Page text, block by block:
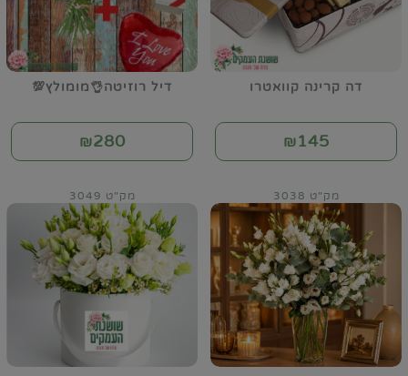
דה קרינה קוואטרו
₪145
דיל רוזיטה👌מומולץ💯
₪280
מק"ט 3038 מק"ט 3049